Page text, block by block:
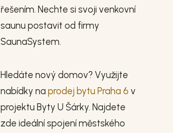
řešením. Nechte si svoji venkovní
saunu postavit od firmy
SaunaSystem.
Hledáte nový domov? Využijte
nabídky na prodej bytu Praha 6 v
projektu Byty U Šárky. Najdete
zde ideální spojení městského